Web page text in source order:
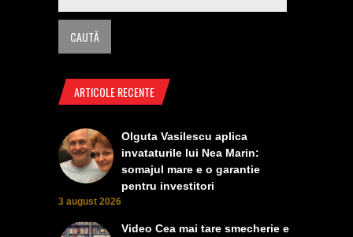
ARTICOLE RECENTE
Olguta Vasilescu aplica
invataturile lui Nea Marin:
somajul mare e o garantie
pentru investitori
3 august 2026
Video Cea mai tare smecherie e